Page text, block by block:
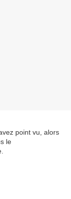
point vu, alors
le